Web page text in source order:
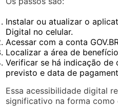
Instalar ou atualizar o
Digital no celular.
Acessar com a conta
Localizar a área de
Verificar se há indicação
previsto e data de
Essa acessibilidade digital
significativo na forma como